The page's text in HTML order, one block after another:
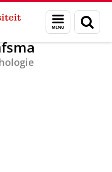
Menu
en
zoeken
Schaafsma